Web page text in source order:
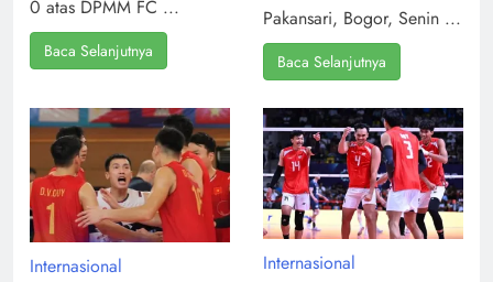
0 atas DPMM FC ...
Baca Selanjutnya
Pakansari, Bogor, Senin ...
Baca Selanjutnya
Internasional Internasional